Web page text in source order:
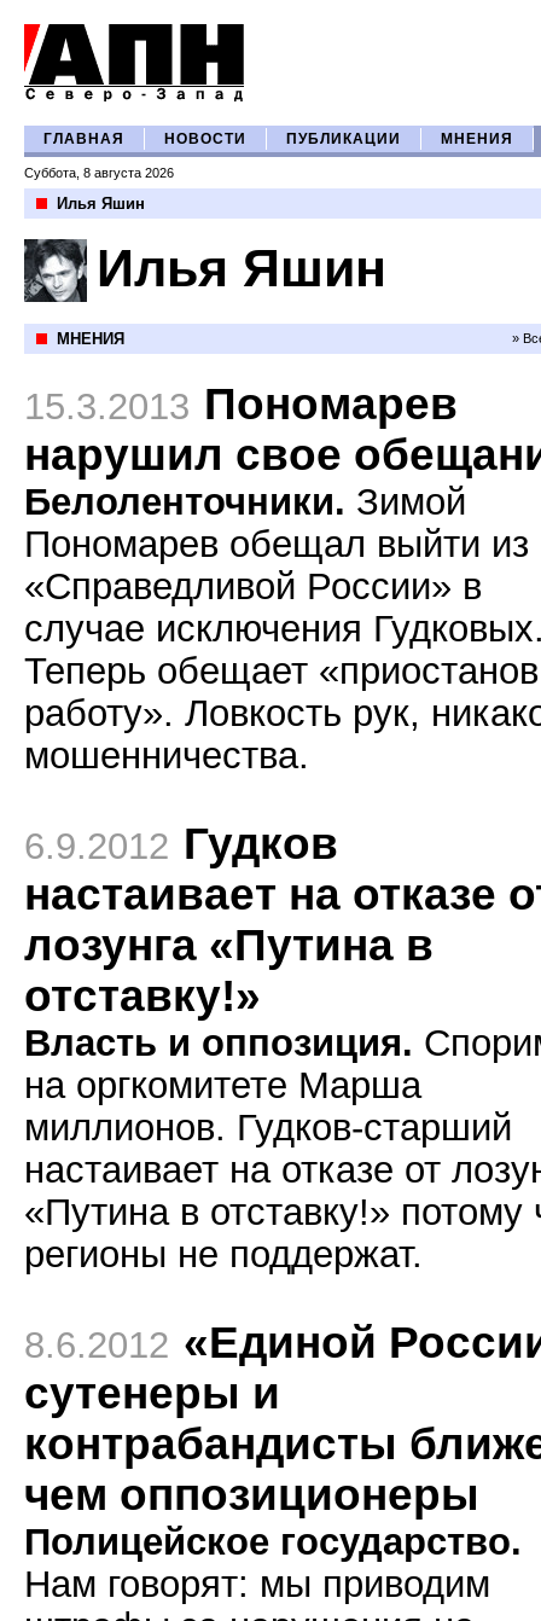
ГЛАВНАЯ НОВОСТИ ПУБЛИКАЦИИ МНЕНИЯ
Суббота, 8 августа 2026
Илья Яшин
Илья Яшин
МНЕНИЯ »
15.3.2013 Пономарев
нарушил свое
Белоленточники. Зимой
Пономарев обещал выйти из
«Справедливой России» в
случае исключения
Теперь обещает
работу». Ловкость рук,
мошенничества.
6.9.2012 Гудков
настаивает на отказе
лозунга «Путина в
отставку!»
Власть и оппозиция.
на оргкомитете Марша
миллионов. Гудков-старший
настаивает на отказе от
«Путина в отставку!» потому
регионы не поддержат.
8.6.2012 «Единой
сутенеры и
контрабандисты
чем оппозиционеры
Полицейское государство.
Нам говорят: мы приводим